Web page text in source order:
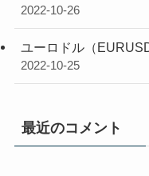
2022-10-26
ユーロドル（
2022-10-25
最近のコメント